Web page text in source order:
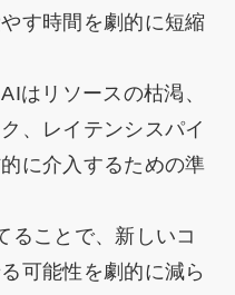
す時間を劇的に短縮
AIはリソースの枯渇、
、レイテンシスパイ
に介入するための準
ることで、新しいコ
可能性を劇的に減ら